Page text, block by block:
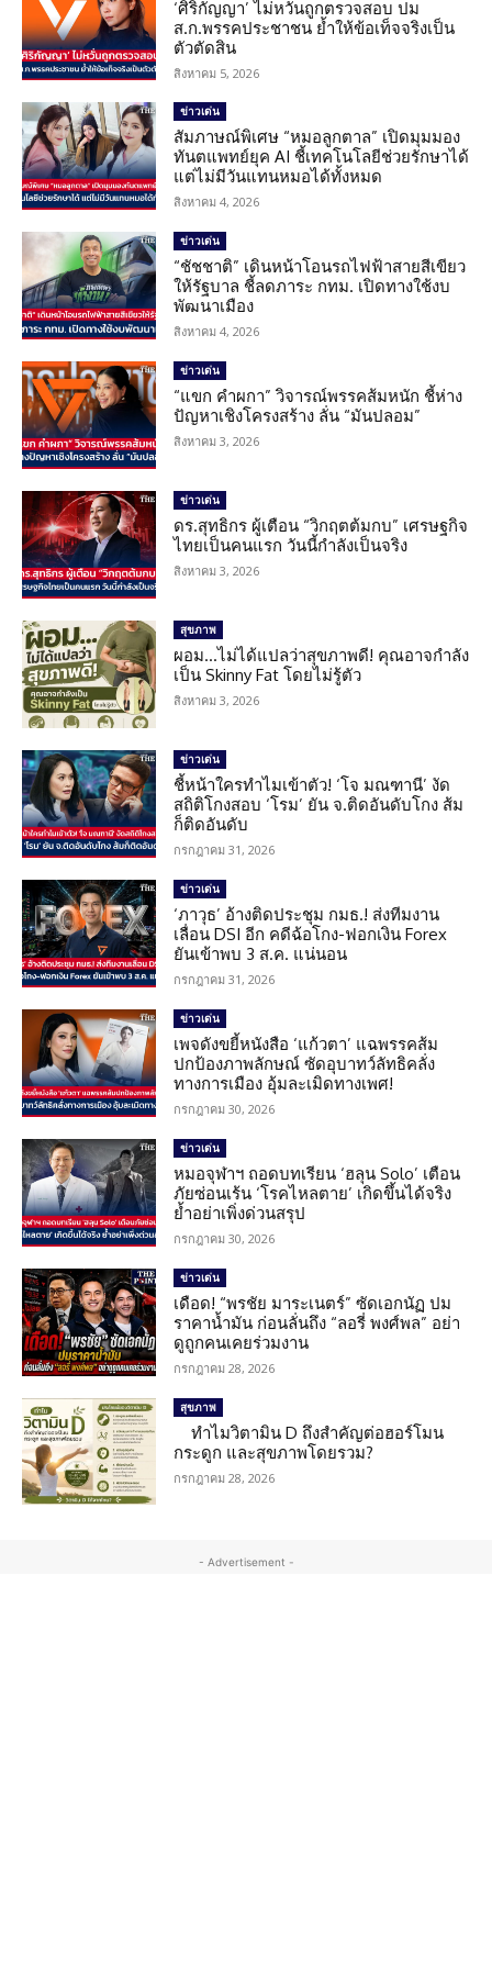
‘ศิริกัญญา’ ไม่หวั่นถูกตรวจสอบ ปม
ส.ก.พรรคประชาชน ย้ำให้ข้อเท็จจริงเป็น
ตัวตัดสิน
สิงหาคม 5, 2026
ข่าวเด่น
สัมภาษณ์พิเศษ “หมอลูกตาล” เปิดมุมมอง
ทันตแพทย์ยุค AI ชี้เทคโนโลยีช่วยรักษาได้
แต่ไม่มีวันแทนหมอได้ทั้งหมด
สิงหาคม 4, 2026
ข่าวเด่น
“ชัชชาติ” เดินหน้าโอนรถไฟฟ้าสายสีเขียว
ให้รัฐบาล ชี้ลดภาระ กทม. เปิดทางใช้งบ
พัฒนาเมือง
สิงหาคม 4, 2026
ข่าวเด่น
“แขก คำผกา” วิจารณ์พรรคส้มหนัก ชี้ห่าง
ปัญหาเชิงโครงสร้าง ลั่น “มันปลอม”
สิงหาคม 3, 2026
ข่าวเด่น
ดร.สุทธิกร ผู้เตือน “วิกฤตต้มกบ” เศรษฐกิจ
ไทยเป็นคนแรก วันนี้กำลังเป็นจริง
สิงหาคม 3, 2026
สุขภาพ
ผอม…ไม่ได้แปลว่าสุขภาพดี! คุณอาจกำลัง
เป็น Skinny Fat โดยไม่รู้ตัว
สิงหาคม 3, 2026
ข่าวเด่น
ชี้หน้าใครทำไมเข้าตัว! ‘โจ มณฑานี’ งัด
สถิติโกงสอบ ‘โรม’ ยัน จ.ติดอันดับโกง ส้ม
ก็ติดอันดับ
กรกฎาคม 31, 2026
ข่าวเด่น
‘ภาวุธ’ อ้างติดประชุม กมธ.! ส่งทีมงาน
เลื่อน DSI อีก คดีฉ้อโกง-ฟอกเงิน Forex
ยันเข้าพบ 3 ส.ค. แน่นอน
กรกฎาคม 31, 2026
ข่าวเด่น
เพจดังขยี้หนังสือ ‘แก้วตา’ แฉพรรคส้ม
ปกป้องภาพลักษณ์ ซัดอุบาทว์ลัทธิคลั่ง
ทางการเมือง อุ้มละเมิดทางเพศ!
กรกฎาคม 30, 2026
ข่าวเด่น
หมอจุฬาฯ ถอดบทเรียน ‘ฮลุน Solo’ เตือน
ภัยซ่อนเร้น ‘โรคไหลตาย’ เกิดขึ้นได้จริง
ย้ำอย่าเพิ่งด่วนสรุป
กรกฎาคม 30, 2026
ข่าวเด่น
เดือด! “พรชัย มาระเนตร์” ซัดเอกนัฏ ปม
ราคาน้ำมัน ก่อนลั่นถึง “ลอรี่ พงศ์พล” อย่า
ดูถูกคนเคยร่วมงาน
กรกฎาคม 28, 2026
สุขภาพ
ทำไมวิตามิน D ถึงสำคัญต่อฮอร์โมน
กระดูก และสุขภาพโดยรวม?
กรกฎาคม 28, 2026
- Advertisement -